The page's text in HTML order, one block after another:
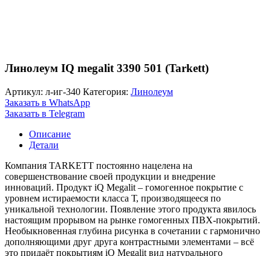
Линолеум IQ megalit 3390 501 (Tarkett)
Артикул: л-иг-340 Категория: Линолеум
Заказать в WhatsApp
Заказать в Telegram
Описание
Детали
Компания TARKETT постоянно нацелена на
совершенствование своей продукции и внедрение
инноваций. Продукт iQ Megalit – гомогенное покрытие с
уровнем истираемости класса Т, производящееся по
уникальной технологии. Появление этого продукта явилось
настоящим прорывом на рынке гомогенных ПВХ-покрытий.
Необыкновенная глубина рисунка в сочетании с гармонично
дополняющими друг друга контрастными элементами – всё
это придаёт покрытиям iQ Megalit вид натурального